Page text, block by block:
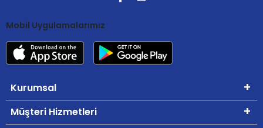
Mobil Uygulamalarımız
Kurumsal
Müşteri Hizmetleri